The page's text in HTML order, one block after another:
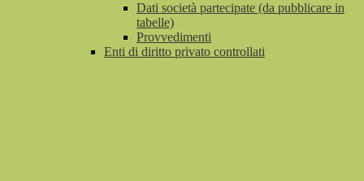
Dati società partecipate (da pubblicare in
tabelle)
Provvedimenti
Enti di diritto privato controllati